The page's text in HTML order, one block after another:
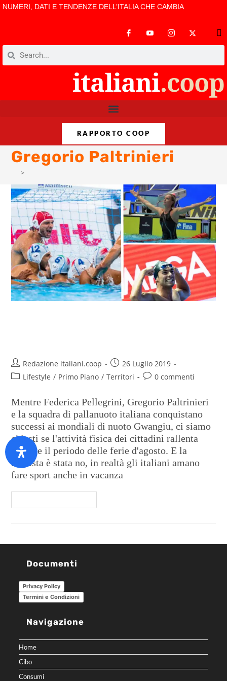
NUMERI, DATI E TENDENZE DELL’ITALIA CHE CAMBIA
RAPPORTO COOP
Gregorio Paltrinieri
>
Redazione italiani.coop
26 Luglio 2019
Lifestyle / Primo Piano / Territori 0 commenti
Mentre Federica Pellegrini, Gregorio Paltrinieri
e la squadra di pallanuoto italiana conquistano
successi ai mondiali di nuoto Gwangiu, ci siamo
chiesti se l'attività fisica dei cittadini rallenta
durante il periodo delle ferie d'agosto. E la
risposta è stata no, in realtà gli italiani amano
fare sport anche in vacanza
Documenti
Privacy Policy
Termini e Condizioni
Navigazione
Home
Cibo
Consumi